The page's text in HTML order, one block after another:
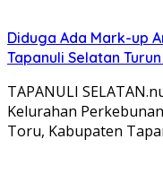
Diduga Ada Mark-up
Tapanuli Selatan
TAPANULI
Kelurahan
Toru, Kabupaten